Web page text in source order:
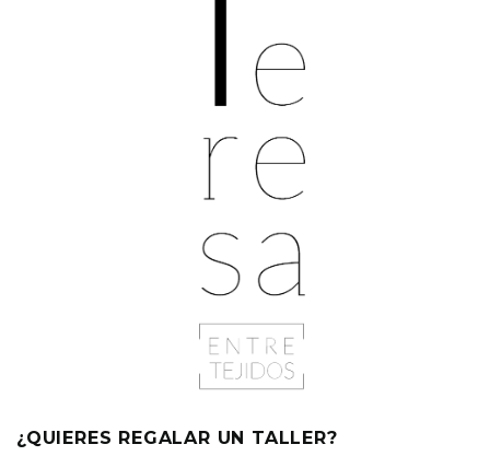
¿QUIERES REGALAR UN TALLER?